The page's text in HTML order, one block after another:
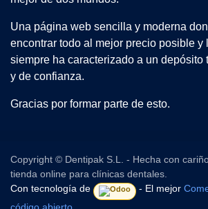
Una página web sencilla y moderna
encontrar todo al mejor precio posible y
siempre ha caracterizado a un depósito
y de confianza.
Gracias por formar parte de esto.
Copyright © Dentipak S.L. - Hecha con
tienda online para clínicas dentales.
Con tecnología de
- El mejor